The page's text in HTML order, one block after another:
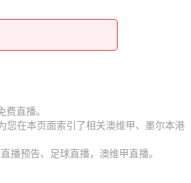
直播。
在本页面索引了相关澳维甲、墨尔本港
预告、足球直播，澳维甲直播。